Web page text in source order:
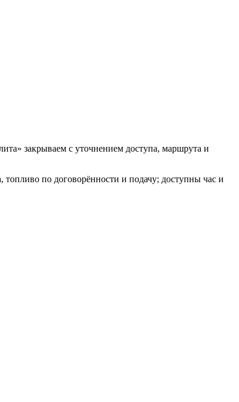
закрываем с уточнением доступа, маршрута и
по договорённости и подачу; доступны час и